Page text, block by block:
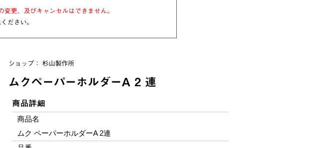
変更、及びキャンセルはできません。
ださい。
ショップ： 杉山製作所
ムクペーパーホルダーA 2 連